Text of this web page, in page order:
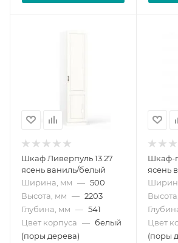
Шкаф Ливерпуль 13.27
ясень ваниль/белый
Ширина, мм — 500
Высота, мм — 2203
Глубина, мм — 541
Цвет корпуса — белый
(поры дерева)
Шкаф-
ясень
Цвет
(поры